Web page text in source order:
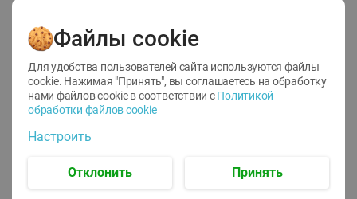
12
1.05 руб./
руб./шт
Корм влаж. для кош. с
ТОФУ Vegetus ТВЕРДЫЙ
Файлы cookie
Для удобства пользователей сайта используются файлы
cookie. Нажимая "Принять", вы соглашаетесь на обработку
нами файлов cookie в соответствии с Политикой
обработки файлов cookie
Настроить
Отклонить Принять